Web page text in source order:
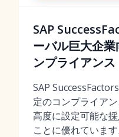
SAP
ーバル巨大企
ンプライアンス
SAP
定のコンプライア
高度に設定可能な
ことに優れていま